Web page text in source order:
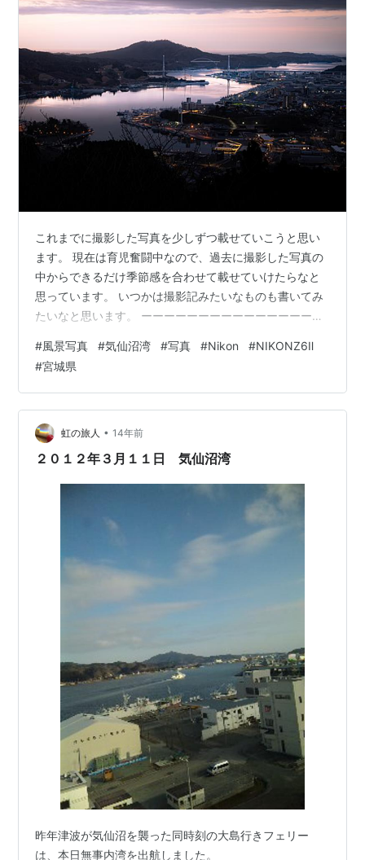
これまでに撮影した写真を少しずつ載せていこうと思い
ます。 現在は育児奮闘中なので、過去に撮影した写真の
中からできるだけ季節感を合わせて載せていけたらなと
思っています。 いつかは撮影記みたいなものも書いてみ
たいなと思います。 ーーーーーーーーーーーーーーーー
染める朝焼け （2022年3月28日5:00頃） ISO：100、F
値：8.0、シャッタースピード：20秒 レンズ：Nikkor z
24-120mm f4s (撮影時： 49㎜) ーーーーーーーーーーー
ーーーーーーーーーーーー 昨年の3月末、ようやく仕事
の繁忙期がひと段落し、妻と気仙沼に…
#風景写真 #気仙沼湾 #写真 #Nikon #NIKONZ6Ⅱ
#宮城県
虹の旅人 • 14年前
２０１２年３月１１日 気仙沼湾
昨年津波が気仙沼を襲った同時刻の大島行きフェリー
は、本日無事内湾を出航しました。